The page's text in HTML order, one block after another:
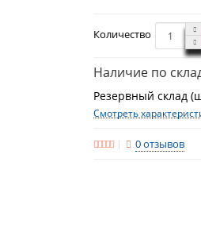
Количество
Наличие по
Резервный склад
Смотреть
0 отзывов